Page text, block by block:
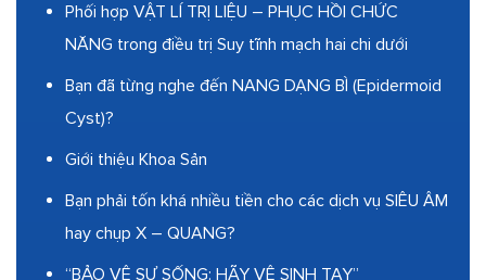
Phối hợp VẬT LÍ TRỊ LIỆU – PHỤC HỒI CHỨC
NĂNG trong điều trị Suy tĩnh mạch hai chi dưới
Bạn đã từng nghe đến NANG DẠNG BÌ (Epidermoid
Cyst)?
Giới thiệu Khoa Sản
Bạn phải tốn khá nhiều tiền cho các dịch vụ SIÊU ÂM
hay chụp X – QUANG?
“BẢO VỆ SỰ SỐNG: HÃY VỆ SINH TAY”